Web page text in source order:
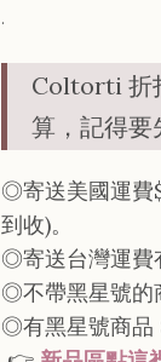
.
Coltorti 折
算，記得要
◎寄送美國運費
到收)。
◎寄送台灣運費
◎不帶黑星號的
◎有黑星號商品